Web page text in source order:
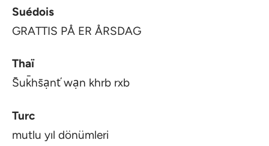
Suédois
GRATTIS PÅ ER ÅRSDAG
Thaï
S̄uk̄hs̄ạnť wạn khrb rxb
Turc
mutlu yıl dönümleri